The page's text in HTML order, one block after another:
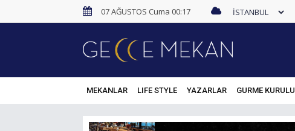
07 AĞUSTOS Cuma 00:17
MEKANLAR LIFE STYLE YAZARLAR GURME KURULU